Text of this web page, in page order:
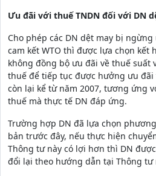
Ưu đãi với thuế TNDN đối với DN
Cho phép các DN dệt may bị
cam kết WTO thì được lựa chọn kết
không đồng bộ ưu đãi về thuế suất
thuế để tiếp tục được hưởng ưu
còn lại kể từ năm 2007, tương ứng
thuế mà thực tế DN đáp ứng.
Trường hợp DN đã lựa chọn
bản trước đây, nếu thực hiện
Thông tư này có lợi hơn thì DN
đổi lại theo hướng dẫn tại Thông tư